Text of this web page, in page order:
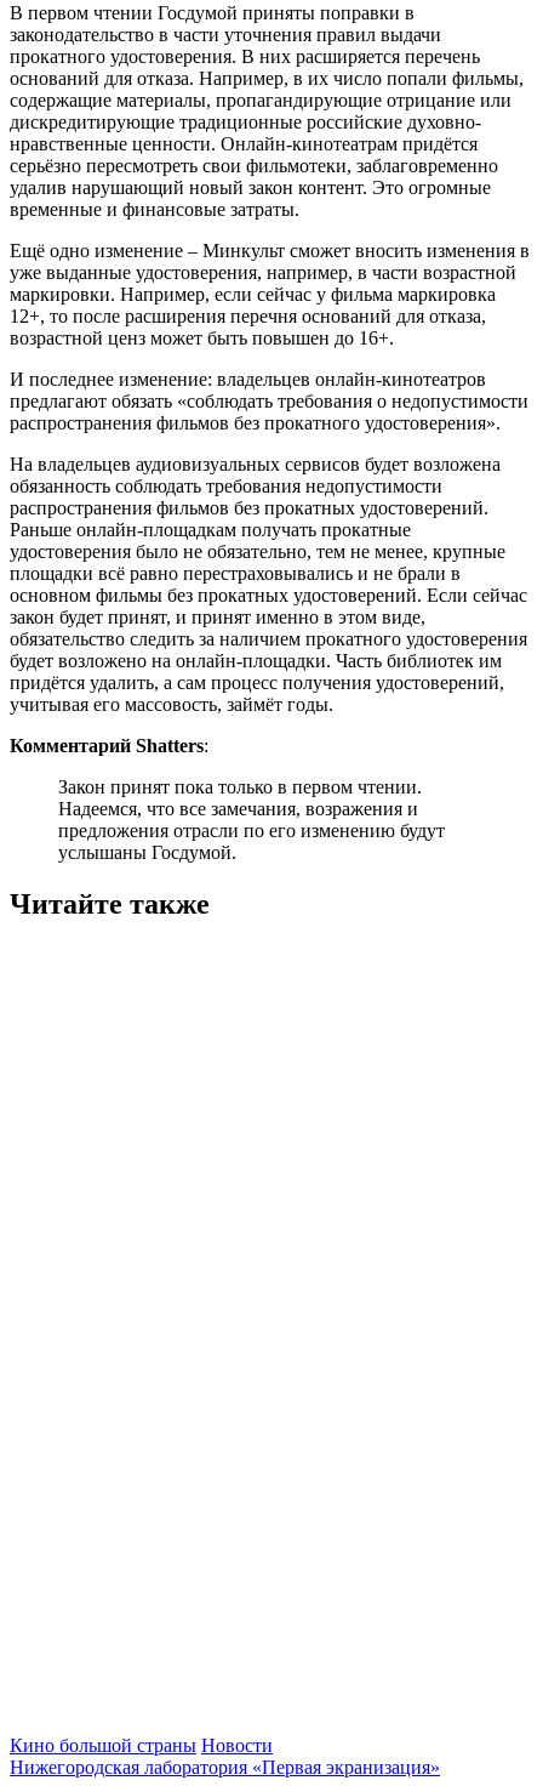
В первом чтении Госдумой приняты поправки в
законодательство в части уточнения правил выдачи
прокатного удостоверения. В них расширяется перечень
оснований для отказа. Например, в их число попали фильмы,
содержащие материалы, пропагандирующие отрицание или
дискредитирующие традиционные российские духовно-
нравственные ценности. Онлайн-кинотеатрам придётся
серьёзно пересмотреть свои фильмотеки, заблаговременно
удалив нарушающий новый закон контент. Это огромные
временные и финансовые затраты.
Ещё одно изменение – Минкульт сможет вносить изменения в
уже выданные удостоверения, например, в части возрастной
маркировки. Например, если сейчас у фильма маркировка
12+, то после расширения перечня оснований для отказа,
возрастной ценз может быть повышен до 16+.
И последнее изменение: владельцев онлайн-кинотеатров
предлагают обязать «соблюдать требования о недопустимости
распространения фильмов без прокатного удостоверения».
На владельцев аудиовизуальных сервисов будет возложена
обязанность соблюдать требования недопустимости
распространения фильмов без прокатных удостоверений.
Раньше онлайн-площадкам получать прокатные
удостоверения было не обязательно, тем не менее, крупные
площадки всё равно перестраховывались и не брали в
основном фильмы без прокатных удостоверений. Если сейчас
закон будет принят, и принят именно в этом виде,
обязательство следить за наличием прокатного удостоверения
будет возложено на онлайн-площадки. Часть библиотек им
придётся удалить, а сам процесс получения удостоверений,
учитывая его массовость, займёт годы.
Комментарий Shatters:
Закон принят пока только в первом чтении.
Надеемся, что все замечания, возражения и
предложения отрасли по его изменению будут
услышаны Госдумой.
Читайте также
Кино большой страны Новости
Нижегородская лаборатория «Первая экранизация»